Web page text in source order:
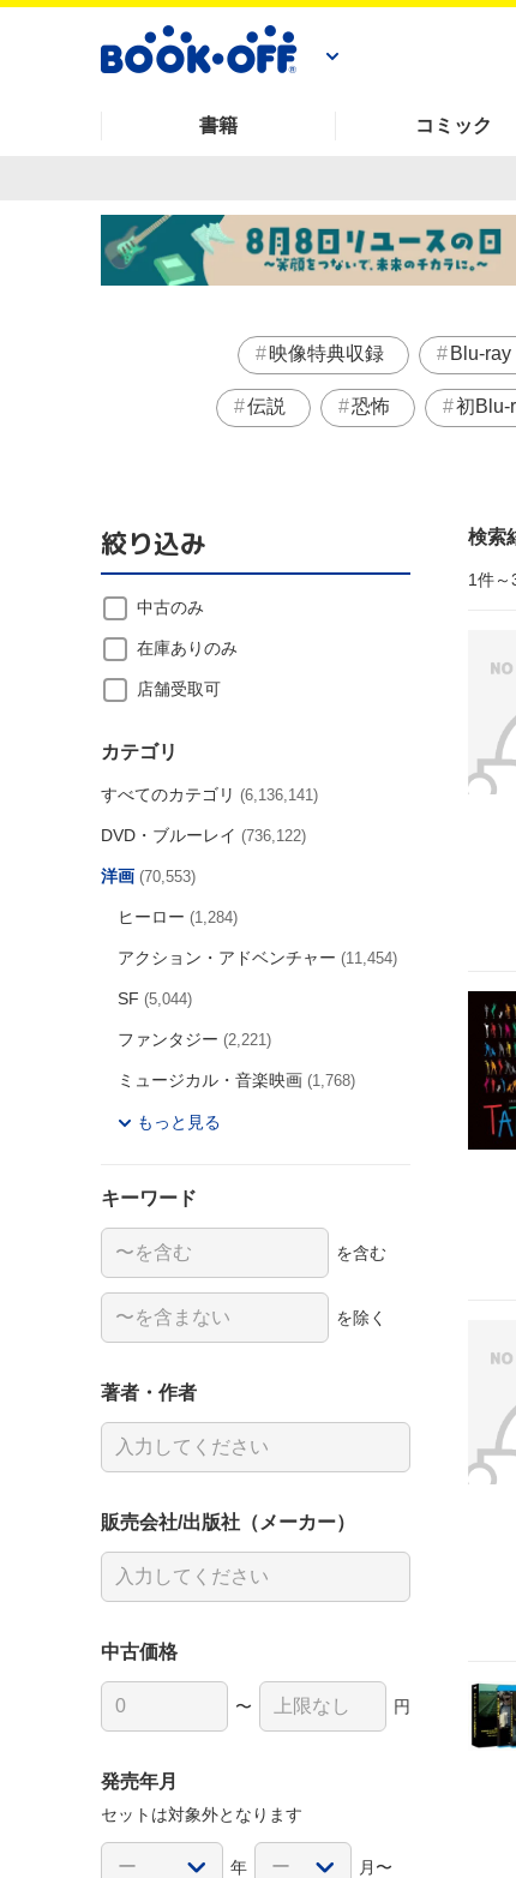
書籍 コミック
映像特典収録 Blu-ray
伝説 恐怖 初Blu-
検索
1件～
絞り込み
中古のみ
在庫ありのみ
店舗受取可
カテゴリ
すべてのカテゴリ (6,136,141)
DVD・ブルーレイ (736,122)
洋画 (70,553)
ヒーロー (1,284)
アクション・アドベンチャー (11,454)
SF (5,044)
ファンタジー (2,221)
ミュージカル・音楽映画 (1,768)
もっと見る
キーワード
を含む
を除く
著者・作者
販売会社/出版社（メーカー）
中古価格
〜 円
発売年月
セットは対象外となります
年 月〜